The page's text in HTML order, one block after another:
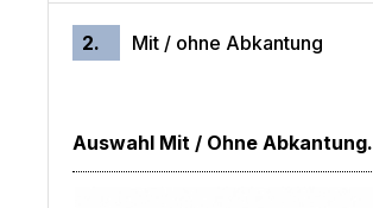
2. Mit / ohne Abkantung
Auswahl Mit / Ohne Abkantung.